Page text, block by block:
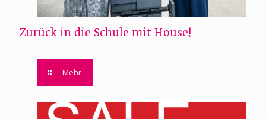
Zurück in die Schule mit House!
Mehr